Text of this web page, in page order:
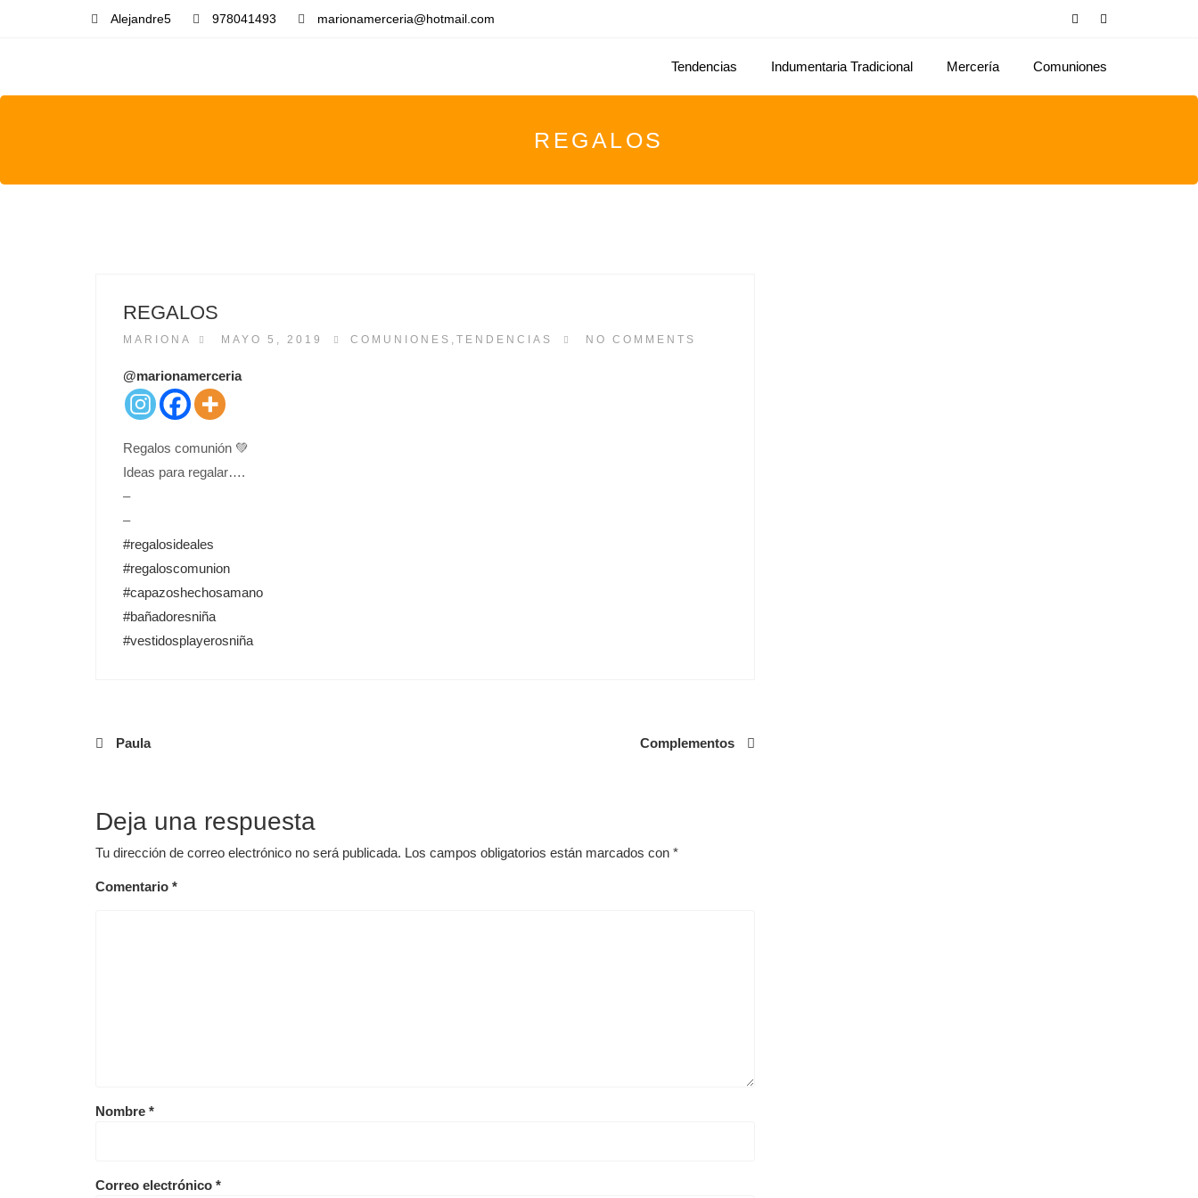
Alejandre5 978041493 marionamerceria@hotmail.com
Tendencias Indumentaria Tradicional Mercería Comuniones
REGALOS
REGALOS
MARIONA
P
S
T
E
D
N
MAYO 5, 2019 COMUNIONES , TENDENCIAS NO COMMENTS
@marionamerceria
Regalos comunión 💚
Ideas para regalar….
–
–
#regalosideales
#regaloscomunion
#capazoshechosamano
#bañadoresniña
#vestidosplayerosniña
Navegación
entradas
Paula Complementos
Deja una respuesta
Tu dirección de correo electrónico no será publicada. Los campos obligatorios están marcados con *
Comentario *
Nombre *
Correo electrónico *